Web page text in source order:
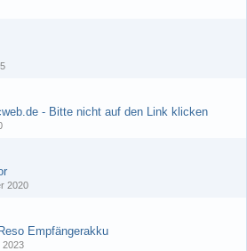
- Bitte nicht auf den Link klicken
2020
Empfängerakku
2023